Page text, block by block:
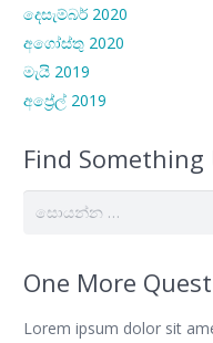
දෙසැම්බර් 2020
අගෝස්තු 2020
මැයි 2019
අප්‍රේල් 2019
Find Something
සොයන්න:
One More
Lorem ipsum dolor sit